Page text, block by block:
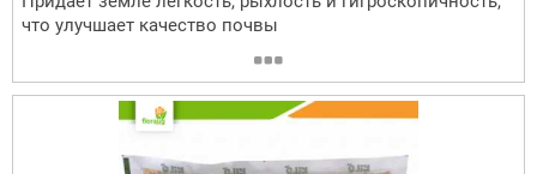
что улучшает качество почвы